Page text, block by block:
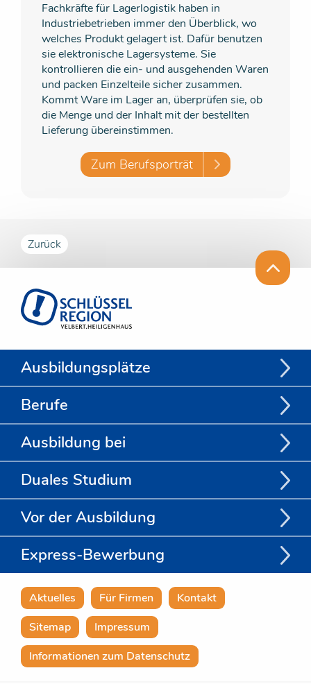
Fachkräfte für Lagerlogistik haben in
Industriebetrieben immer den Überblick, wo
welches Produkt gelagert ist. Dafür benutzen
sie elektronische Lagersysteme. Sie
kontrollieren die ein- und ausgehenden Waren
und packen Einzelteile sicher zusammen.
Kommt Ware im Lager an, überprüfen sie, ob
die Menge und der Inhalt mit der bestellten
Lieferung übereinstimmen.
Zum Berufsporträt
Zurück
Ausbildungsplätze
Berufe
Ausbildung bei
Duales Studium
Vor der Ausbildung
Express-Bewerbung
Aktuelles Für Firmen
Kontakt
Sitemap
Impressum
Informationen zum Datenschutz